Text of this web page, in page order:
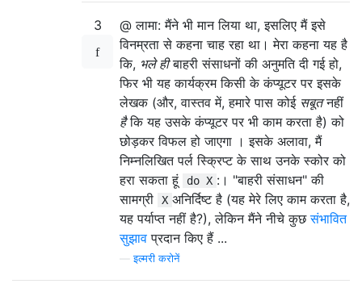
3
@ लामा: मैंने भी मान लिया था, इसलिए मैं इसे
विनम्रता से कहना चाह रहा था। मेरा कहना यह है
कि, भले हीबाहरी संसाधनों की अनुमति दी गई हो,
फिर भी यह कार्यक्रम किसी के कंप्यूटर पर इसके
लेखक (और, वास्तव में, हमारे पास कोई सबूतनहीं
हैकि यह उसके कंप्यूटर पर भी काम करता है) को
छोड़कर विफल हो जाएगा । इसके अलावा, मैं
निम्नलिखित पर्ल स्क्रिप्ट के साथ उनके स्कोर को
हरा सकता हूं
do X :। "बाहरी संसाधन" की
सामग्री
X अनिर्दिष्ट है (यह मेरे लिए काम करता है,
यह पर्याप्त नहीं है?), लेकिन मैंने नीचे कुछसंभावित
सुझाव प्रदान किए हैं ...
—इल्मरी करोनें